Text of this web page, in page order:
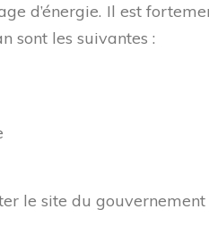
d’énergie. Il est
sont les suivantes :
le site du gouvernement